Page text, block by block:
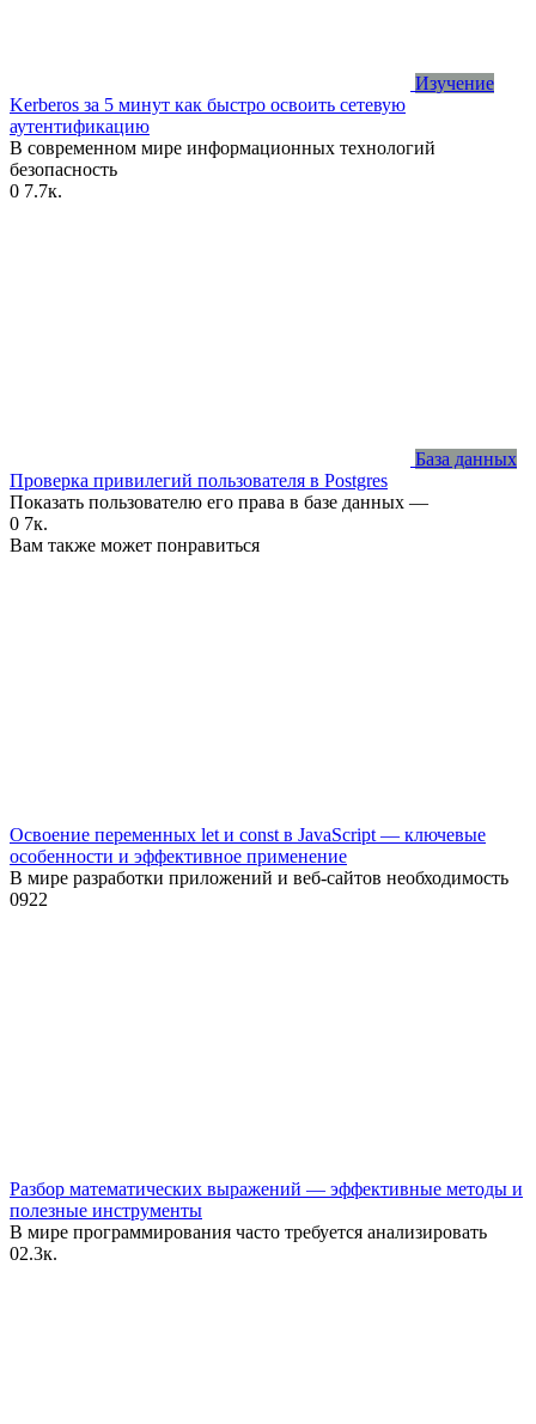
Изучение
Kerberos за 5 минут как быстро освоить сетевую
аутентификацию
В современном мире информационных технологий
безопасность
0 7.7к.
База данных
Проверка привилегий пользователя в Postgres
Показать пользователю его права в базе данных —
0 7к.
Вам также может понравиться
Освоение переменных let и const в JavaScript — ключевые
особенности и эффективное применение
В мире разработки приложений и веб-сайтов необходимость
0922
Разбор математических выражений — эффективные методы и
полезные инструменты
В мире программирования часто требуется анализировать
02.3к.